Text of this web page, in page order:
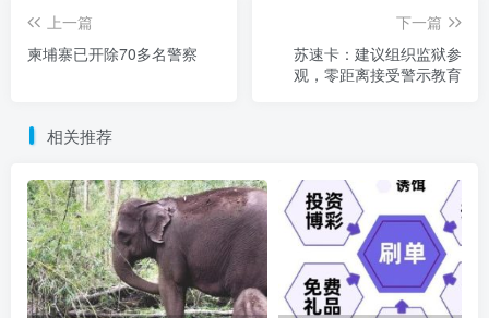
上一篇
柬埔寨已开除70多名警察
下一篇
苏速卡：建议组织监狱参
观，零距离接受警示教育
相关推荐